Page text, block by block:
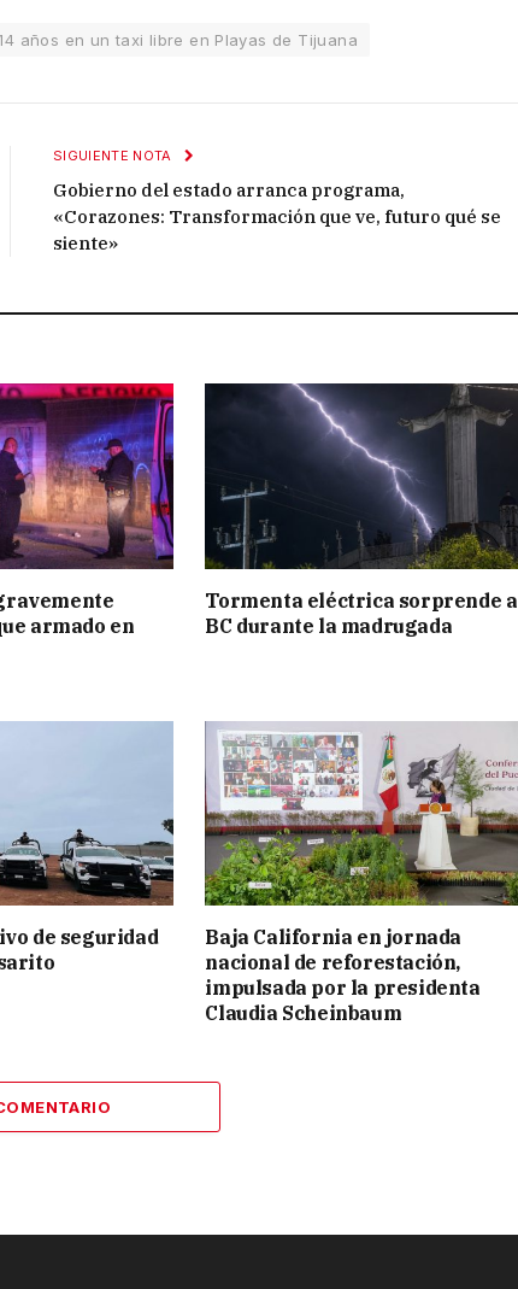
años en un taxi libre en Playas de Tijuana
SIGUIENTE NOTA
Gobierno del estado arranca programa,
«Corazones: Transformación que ve, futuro qué se
siente»
armado en
Tormenta eléctrica sorprende a
BC durante la madrugada
de seguridad
Baja California en jornada
nacional de reforestación,
impulsada por la presidenta
Claudia Scheinbaum